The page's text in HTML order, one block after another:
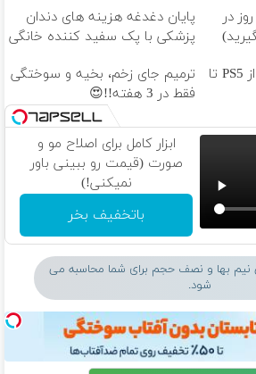
پماد درمان جای زخم در ۷ روز در
پایان دغدغه هزینه های دندان
پزشکی با پک سفید کننده خانگی
گردونه شانس بدون پوچ از PS5 تا
ترمیم جای زخم، بخیه و سوختگی
فقط در 3 هفته!!😍
ابزار کامل برای اصلاح مو و
صورت (قیمت رو ببینی باور
نمیکنی!)
باتخفیف بخر
نیم بها و نصف حجم برای شما محاسبه می
شود.